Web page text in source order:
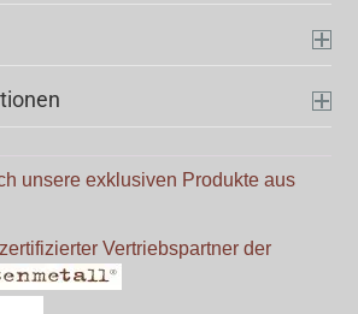
unsere exklusiven Produkte aus
Vertriebspartner der